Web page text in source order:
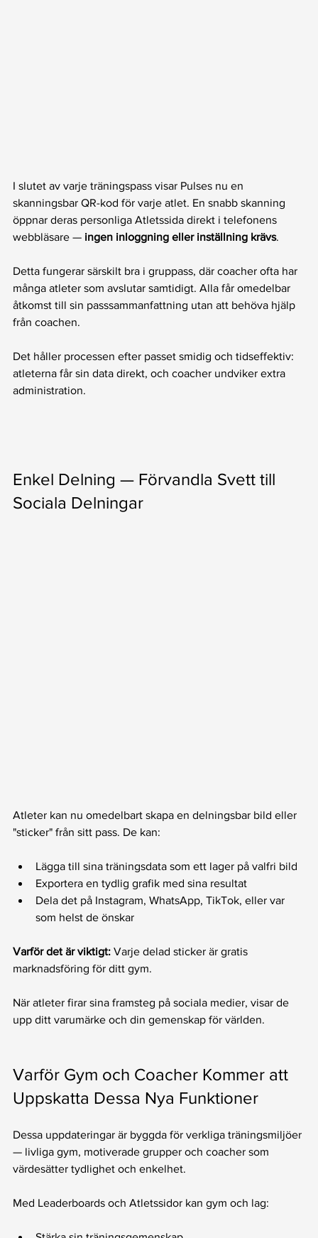
I slutet av varje träningspass visar Pulses nu en
skanningsbar QR-kod för varje atlet. En snabb skanning
öppnar deras personliga Atletssida direkt i telefonens
webbläsare — ingen inloggning eller inställning krävs.
Detta fungerar särskilt bra i gruppass, där coacher ofta har
många atleter som avslutar samtidigt. Alla får omedelbar
åtkomst till sin passsammanfattning utan att behöva hjälp
från coachen.
Det håller processen efter passet smidig och tidseffektiv:
atleterna får sin data direkt, och coacher undviker extra
administration.
Enkel Delning — Förvandla Svett till
Sociala Delningar
Atleter kan nu omedelbart skapa en delningsbar bild eller
"sticker" från sitt pass. De kan:
Lägga till sina träningsdata som ett lager på valfri bild
Exportera en tydlig grafik med sina resultat
Dela det på Instagram, WhatsApp, TikTok, eller var
som helst de önskar
Varför det är viktigt: Varje delad sticker är gratis
marknadsföring för ditt gym.
När atleter firar sina framsteg på sociala medier, visar de
upp ditt varumärke och din gemenskap för världen.
Varför Gym och Coacher Kommer att
Uppskatta Dessa Nya Funktioner
Dessa uppdateringar är byggda för verkliga träningsmiljöer
— livliga gym, motiverade grupper och coacher som
värdesätter tydlighet och enkelhet.
Med Leaderboards och Atletssidor kan gym och lag: